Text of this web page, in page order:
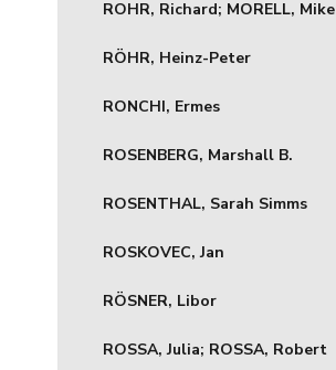
ROHR, Richard; MORELL, Mike
RÖHR, Heinz-Peter
RONCHI, Ermes
ROSENBERG, Marshall B.
ROSENTHAL, Sarah Simms
ROSKOVEC, Jan
RÖSNER, Libor
ROSSA, Julia; ROSSA, Robert